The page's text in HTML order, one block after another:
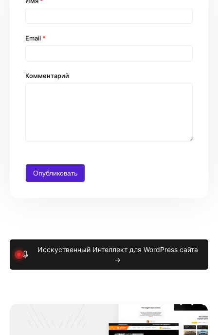
Комментарий
Email *
Исскуственный Интеллект для WordPress сайта
→